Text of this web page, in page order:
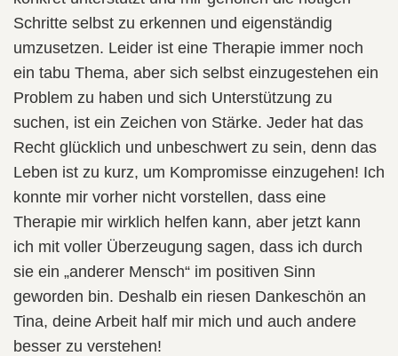
Schritte selbst zu erkennen und eigenständig
umzusetzen. Leider ist eine Therapie immer noch
ein tabu Thema, aber sich selbst einzugestehen ein
Problem zu haben und sich Unterstützung zu
suchen, ist ein Zeichen von Stärke. Jeder hat das
Recht glücklich und unbeschwert zu sein, denn das
Leben ist zu kurz, um Kompromisse einzugehen! Ich
konnte mir vorher nicht vorstellen, dass eine
Therapie mir wirklich helfen kann, aber jetzt kann
ich mit voller Überzeugung sagen, dass ich durch
sie ein „anderer Mensch“ im positiven Sinn
geworden bin. Deshalb ein riesen Dankeschön an
Tina, deine Arbeit half mir mich und auch andere
besser zu verstehen!